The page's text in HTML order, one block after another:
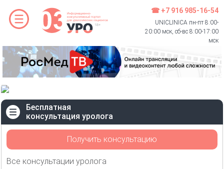
☎ +7 916 985-16-54
UNICLINICA пн-пт 8:00-
20:00 мск, сб-вс 8:00-17:00
мск
Бесплатная
консультация уролога
Получить консультацию
Все консультации уролога